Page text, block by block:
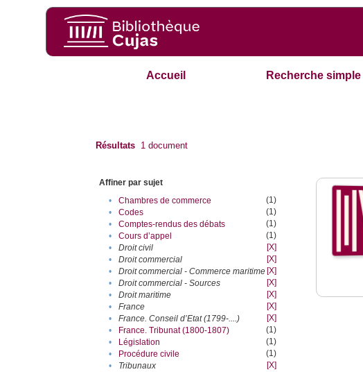
Accueil Recherche simple
Résultats 1 document
Affiner par sujet
•
Chambres de commerce
(1)
•
Codes
(1)
•
Comptes-rendus des débats
(1)
•
Cours d’appel
(1)
•
Droit civil
[X]
•
Droit commercial
[X]
•
Droit commercial - Commerce maritime [X]
•
Droit commercial - Sources
[X]
•
Droit maritime
[X]
•
France
[X]
•
France. Conseil d’Etat (1799-....)
[X]
•
France. Tribunat (1800-1807)
(1)
•
Législation
(1)
•
Procédure civile
(1)
•
Tribunaux
[X]